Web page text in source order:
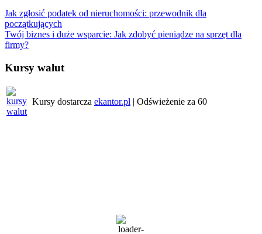
Nawigacja
wpisu
Jak zgłosić podatek od nieruchomości: przewodnik dla
początkujących
Twój biznes i duże wsparcie: Jak zdobyć pieniądze na sprzęt dla
firmy?
Kursy walut
Kursy dostarcza ekantor.pl | Odświeżenie za 60
65 %